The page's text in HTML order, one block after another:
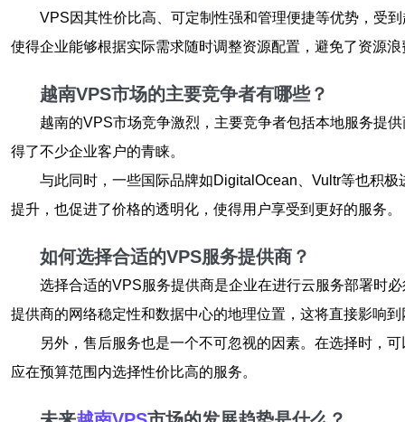
VPS因其性价比高、可定制性强和管理便捷等优势，受
使得企业能够根据实际需求随时调整资源配置，避免了资源
越南VPS市场的主要竞争者有哪些？
越南的VPS市场竞争激烈，主要竞争者包括本地服务提
得了不少企业客户的青睐。
与此同时，一些国际品牌如DigitalOcean、Vultr等也积
提升，也促进了价格的透明化，使得用户享受到更好的服务。
如何选择合适的VPS服务提供商？
选择合适的VPS服务提供商是企业在进行云服务部署时
提供商的网络稳定性和数据中心的地理位置，这将直接影响
另外，售后服务也是一个不可忽视的因素。在选择时，
应在预算范围内选择性价比高的服务。